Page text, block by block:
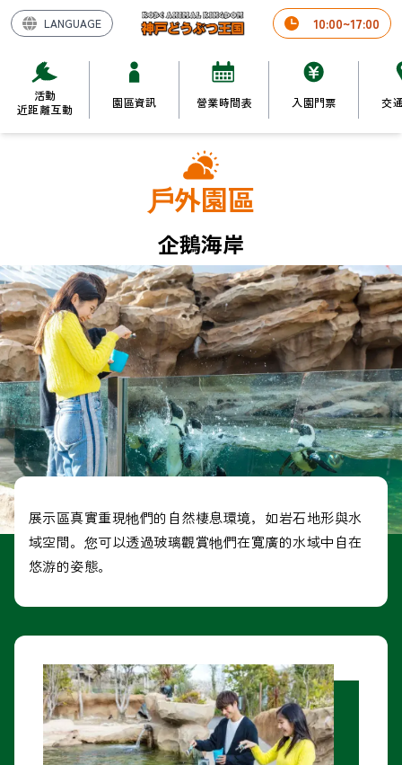
LANGUAGE 10:00~17:00
活動
近距離互動
園區資訊 營業時間表 入園門票 交
戶外園區
企鵝海岸
展示區真實重現牠們的自然棲息環境，如岩石地形與水
域空間。您可以透過玻璃觀賞牠們在寬廣的水域中自在
悠游的姿態。